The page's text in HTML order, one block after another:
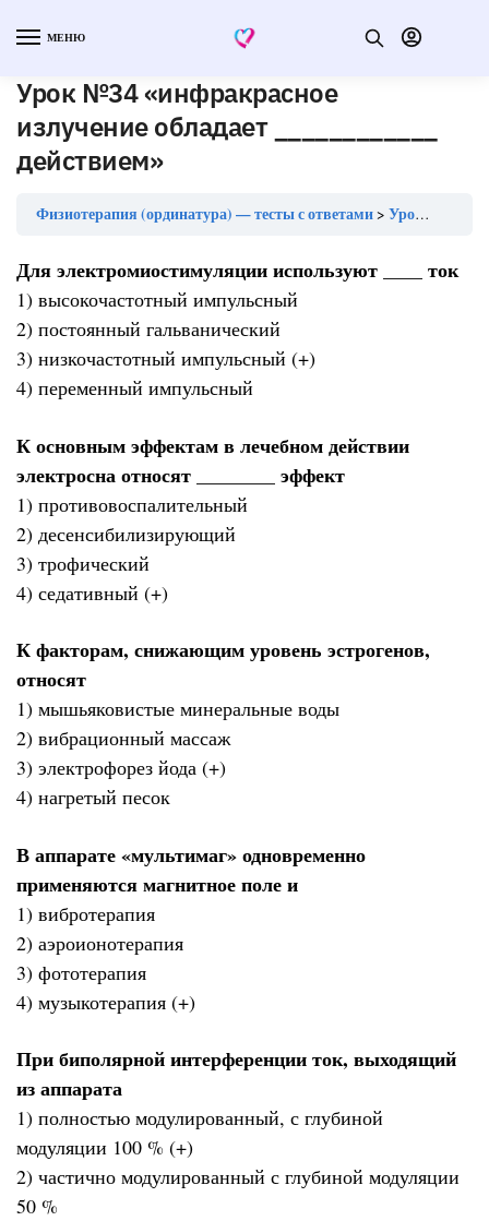
МЕНЮ
Урок №34 «инфракрасное
излучение обладает ____________
действием»
Физиотерапия (ординатура) — тесты с ответами Урок №34 «инфракрасное излучение обладает ____________ действием»
Для электромиостимуляции используют ____ ток
1) высокочастотный импульсный
2) постоянный гальванический
3) низкочастотный импульсный (+)
4) переменный импульсный
К основным эффектам в лечебном действии
электросна относят ________ эффект
1) противовоспалительный
2) десенсибилизирующий
3) трофический
4) седативный (+)
К факторам, снижающим уровень эстрогенов,
относят
1) мышьяковистые минеральные воды
2) вибрационный массаж
3) электрофорез йода (+)
4) нагретый песок
В аппарате «мультимаг» одновременно
применяются магнитное поле и
1) вибротерапия
2) аэроионотерапия
3) фототерапия
4) музыкотерапия (+)
При биполярной интерференции ток, выходящий
из аппарата
1) полностью модулированный, с глубиной
модуляции 100 % (+)
2) частично модулированный с глубиной модуляции
50 %